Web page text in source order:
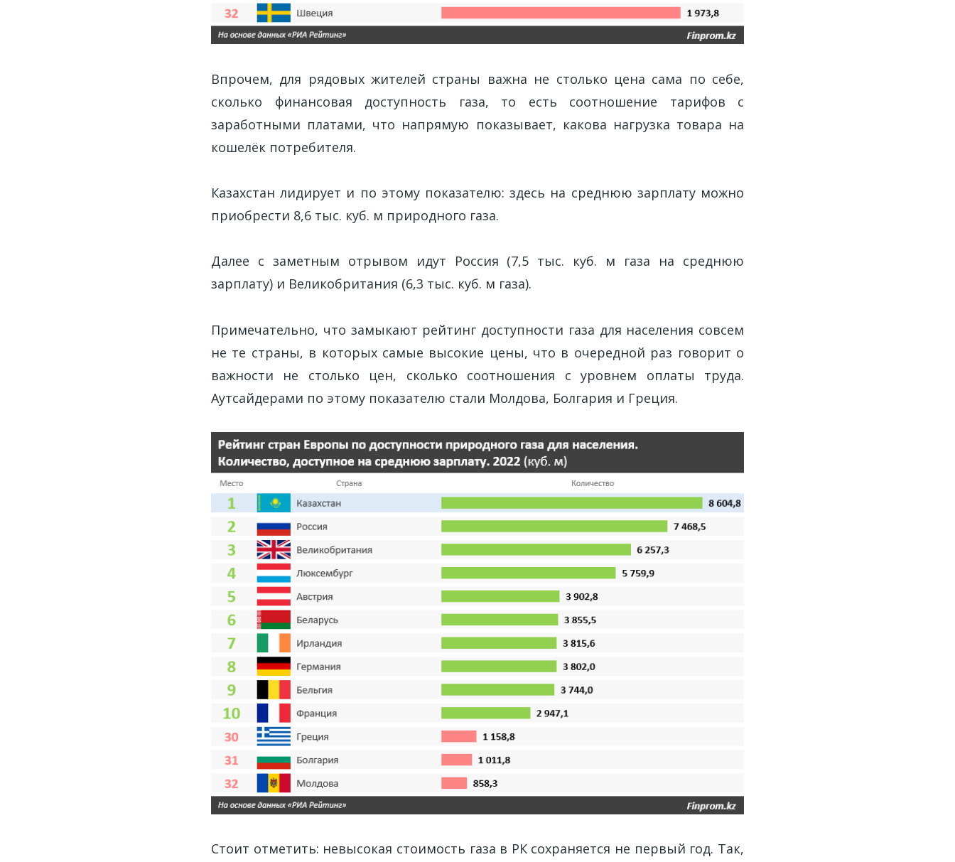
Впрочем, для рядовых жителей страны важна не столько цена сама по себе,
сколько финансовая доступность газа, то есть соотношение тарифов с
заработными платами, что напрямую показывает, какова нагрузка товара на
кошелёк потребителя.
Казахстан лидирует и по этому показателю: здесь на среднюю зарплату можно
приобрести 8,6 тыс. куб. м природного газа.
Далее с заметным отрывом идут Россия (7,5 тыс. куб. м газа на среднюю
зарплату) и Великобритания (6,3 тыс. куб. м газа).
Примечательно, что замыкают рейтинг доступности газа для населения совсем
не те страны, в которых самые высокие цены, что в очередной раз говорит о
важности не столько цен, сколько соотношения с уровнем оплаты труда.
Аутсайдерами по этому показателю стали Молдова, Болгария и Греция.
Стоит отметить: невысокая стоимость газа в РК сохраняется не первый год. Так,